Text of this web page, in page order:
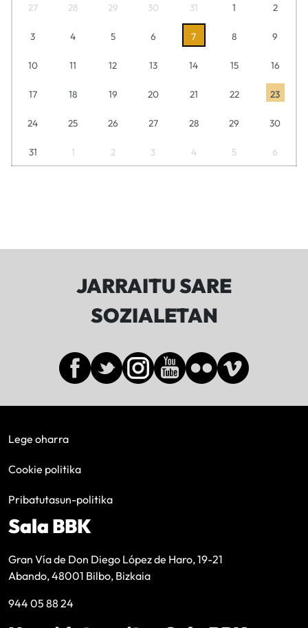
27 28 29 30 31 1 2
3 4 5 6 7 8 9
10 11 12 13 14 15 16
17 18 19 20 21 22 23
24 25 26 27 28 29 30
31 1 2 3 4 5 6
JARRAITU SARE
SOZIALETAN
Lege oharra
Cookie politika
Pribatutasun-politika
Sala BBK
Gran Vía de Don Diego López de Haro, 19-21
Abando, 48001 Bilbo, Bizkaia
944 05 88 24